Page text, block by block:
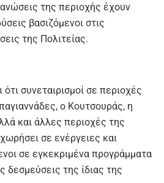
της περιοχής έχουν
βασιζόμενοι στις
της Πολιτείας.
συνεταιρισμοί σε περιοχές
ο Κουτσουράς, η
και άλλες περιοχές της
σε ενέργειες και
σε εγκεκριμένα προγράμματα
δεσμεύσεις της ίδιας της